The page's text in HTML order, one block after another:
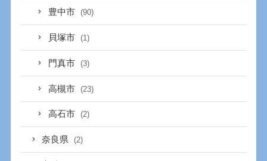
豊中市 (90)
貝塚市 (1)
門真市 (3)
高槻市 (23)
高石市 (2)
奈良県 (2)